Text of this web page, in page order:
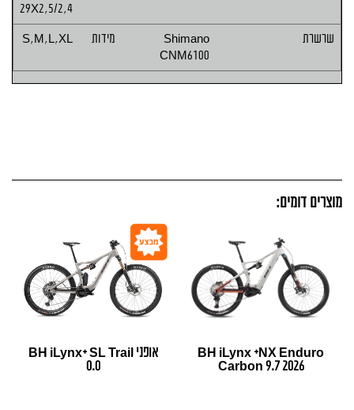
29X2,5/2,4
שרשרת
Shimano
CNM6100
מידות S,M,L,XL
מוצרים דומים:
BH iLynx +NX Enduro
Carbon 9.7 2026
אופני BH iLynx+ SL Trail
0.0